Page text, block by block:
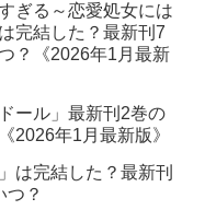
ぎる～恋愛処女には
完結した？最新刊7
？《2026年1月最新
ール」最新刊2巻の
2026年1月最新版》
は完結した？最新刊
つ？